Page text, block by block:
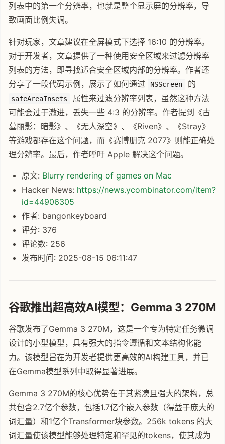
列表中的第一个分辨率，也就是整个显示屏的分辨率，导
致画面比例失调。
针对玩家，文章建议在全屏模式下选择 16:10 的分辨率。
对于开发者，文章提供了一种使用安全区域来过滤分辨率
列表的方法，即寻找适合安全区域内部的分辨率。作者还
分享了一段代码示例，展示了如何通过
NSScreen 的
safeAreaInsets
属性来过滤分辨率列表，虽然这种方法
可能会过于激进，丢失一些 4:3 的分辨率。作者提到《古
墓丽影：暗影》、《无人深空》、《Riven》、《Stray》
等游戏都存在这个问题，而《赛博朋克 2077》则能正确处
理分辨率。最后，作者呼吁 Apple 解决这个问题。
原文: Blurry rendering of games on Mac
Hacker News: https://news.ycombinator.com/item?
id=44906305
作者: bangonkeyboard
评分: 376
评论数: 256
发布时间: 2025-08-15 06:11:47
谷歌推出超高效AI模型：Gemma 3 270M
谷歌发布了Gemma 3 270M，这是一个专为特定任务微调
设计的小型模型，具有强大的指令遵循和文本结构化能
力。该模型旨在为开发者提供更高效的AI构建工具，并已
在Gemma模型系列中取得显著进展。
Gemma 3 270M的核心优势在于其紧凑且强大的架构，总
共包含2.7亿个参数，包括1.7亿个嵌入参数（得益于庞大的
词汇量）和1亿个Transformer块参数。256k tokens 的大
词汇量使该模型能够处理特定和罕见的tokens，使其成为